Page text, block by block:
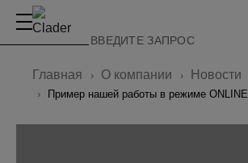
Главная О компании Новости
Пример нашей работы в режиме ONLINE